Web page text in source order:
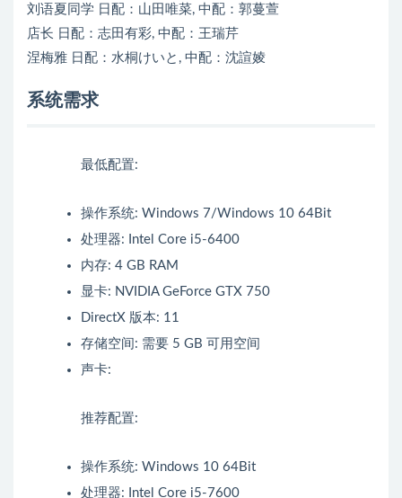
刘语夏同学 日配：山田唯菜, 中配：郭蔓萱
店长 日配：志田有彩, 中配：王瑞芹
涅梅雅 日配：水桐けいと, 中配：沈諠婈
系统需求
最低配置:
操作系统: Windows 7/Windows 10 64Bit
处理器: Intel Core i5-6400
内存: 4 GB RAM
显卡: NVIDIA GeForce GTX 750
DirectX 版本: 11
存储空间: 需要 5 GB 可用空间
声卡:
推荐配置:
操作系统: Windows 10 64Bit
处理器: Intel Core i5-7600